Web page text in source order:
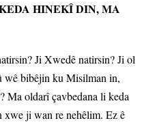
HINEKÎ DIN, MA
Ji Xwedê natirsin? Ji ol
wê bibêjin ku Misilman in,
Ma oldarî çavbedana li keda
xwe ji wan re nehêlim. Ez ê